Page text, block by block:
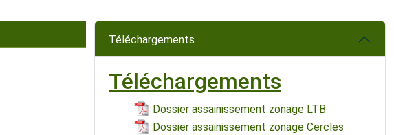
Téléchargements
Téléchargements
Dossier assainissement zonage LTB
Dossier assainissement zonage Cercles